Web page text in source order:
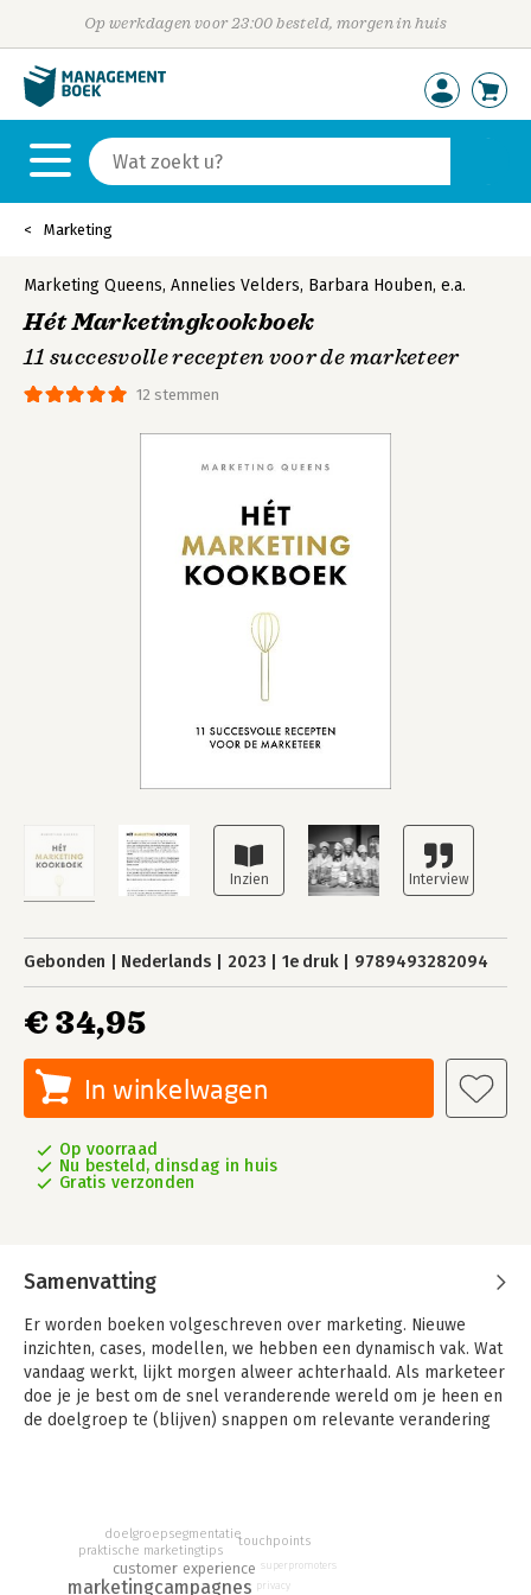
Op werkdagen voor 23:00 besteld, morgen in huis
Marketing
12 stemmen
Marketing Queens, Annelies Velders, Barbara Houben, e.a.
Hét Marketingkookboek
11 succesvolle recepten voor de marketeer
Gebonden Nederlands 2023 1e druk 9789493282094
€ 34,95
In winkelwagen
Op voorraad
Nu besteld, dinsdag in huis
Gratis verzonden
Samenvatting
Er worden boeken volgeschreven over marketing. Nieuwe
inzichten, cases, modellen, we hebben een dynamisch vak. Wat
vandaag werkt, lijkt morgen alweer achterhaald. Als marketeer
doe je je best om de snel veranderende wereld om je heen en
de doelgroep te (blijven) snappen om relevante verandering
Met deze recepten heb je die aanpak snel onder de knie. 11
basisrecepten gebaseerd op 150+ jaar gebundelde
ervaringsleer van zes Marketing Queens die samen voor heel
marketingcampagnes
customer experience
praktische marketingtips
doelgroepsegmentatietouchpoints
privacy
superpromoters